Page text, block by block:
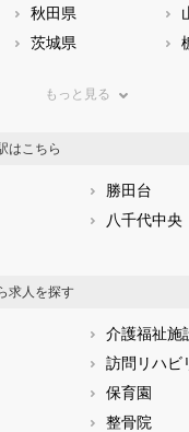
秋田県
茨城県
神奈川県
福井県
もっと見る
はこちら
勝田台
八千代中央
求人を探す
介護福祉施
訪問リハビ
保育園
整骨院